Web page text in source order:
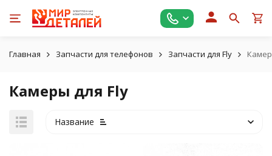
Главная Запчасти для телефонов Запчасти для Fly
Камеры для Fly
Название